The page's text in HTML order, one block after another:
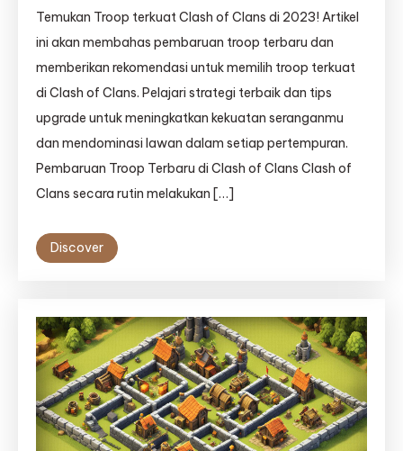
Temukan Troop terkuat Clash of Clans di 2023! Artikel
ini akan membahas pembaruan troop terbaru dan
memberikan rekomendasi untuk memilih troop terkuat
di Clash of Clans. Pelajari strategi terbaik dan tips
upgrade untuk meningkatkan kekuatan seranganmu
dan mendominasi lawan dalam setiap pertempuran.
Pembaruan Troop Terbaru di Clash of Clans Clash of
Clans secara rutin melakukan […]
Discover